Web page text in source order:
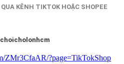
KÊNH TIKTOK HOẶC SHOPEE
ZMr3CfaAR/?page=TikTokShop